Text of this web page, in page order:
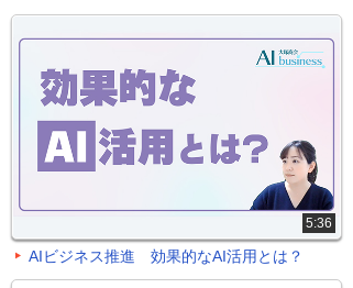
5:36
AIビジネス推進 効果的なAI活用とは？